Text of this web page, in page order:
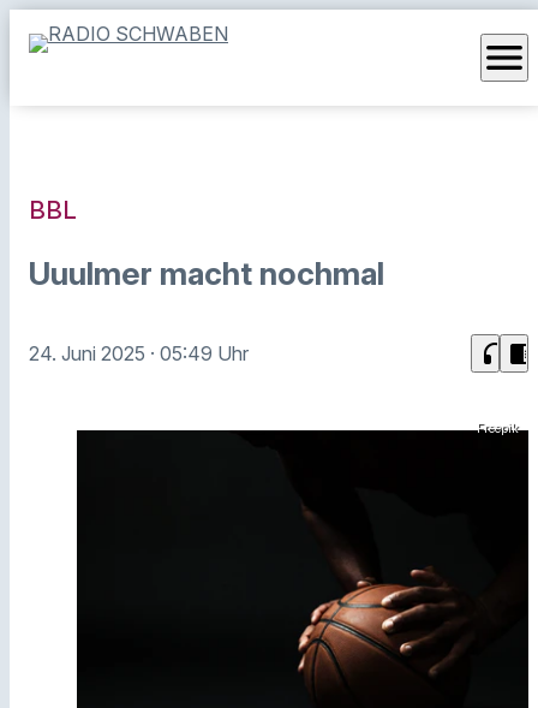
menu
BBL
Uuulmer macht nochmal
24. Juni 2025 · 05:49 Uhr headphones chrome_reader_mode
Freepik